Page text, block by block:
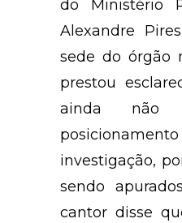
do Ministério
Alexandre
sede do órgão
prestou
ainda não
investigação,
sendo
cantor disse